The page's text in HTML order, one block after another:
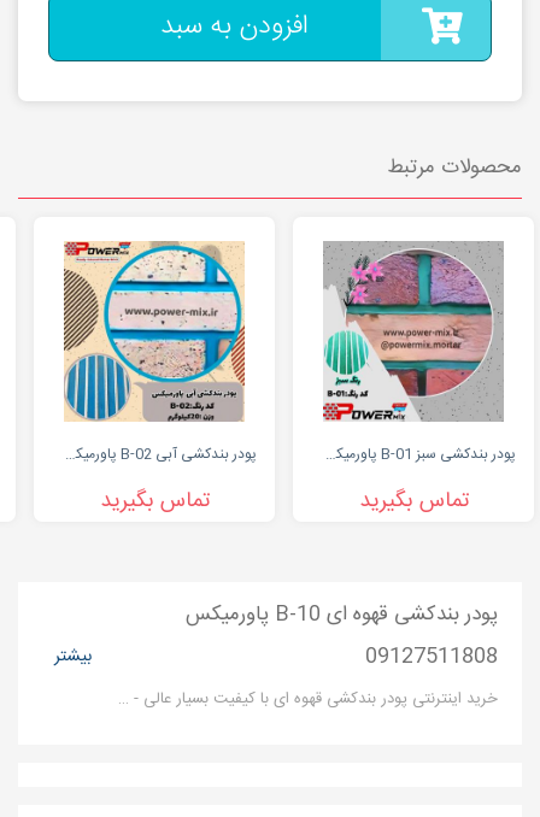
افزودن به سبد
محصولات مرتبط
پودر بندکشی سبز B-01 پاورمیکس | 09127511808
تماس بگیرید
پودر بندکشی آبی B-02 پاورمیکس 09127511808
تماس بگیرید
پودر بندکشی قهوه ای B-10 پاورمیکس
09127511808
خرید اینترنتی پودر بندکشی قهوه ای با کیفیت بسیار عالی - شرکت بزرگ پاور میکس تولید کننده انواع پودربندکشی در رنگ های مختلف می باشد.محصول نانو بندکشی پاورمیکس از نظر ساختار فیزیکی کیفیت بالا و قدرت چسبندگی مناسبی دارد .
بیشتر